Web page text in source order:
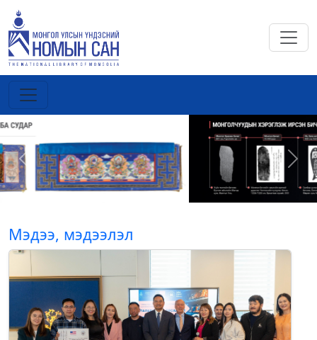
Previous Next
Мэдээ, мэдээлэл